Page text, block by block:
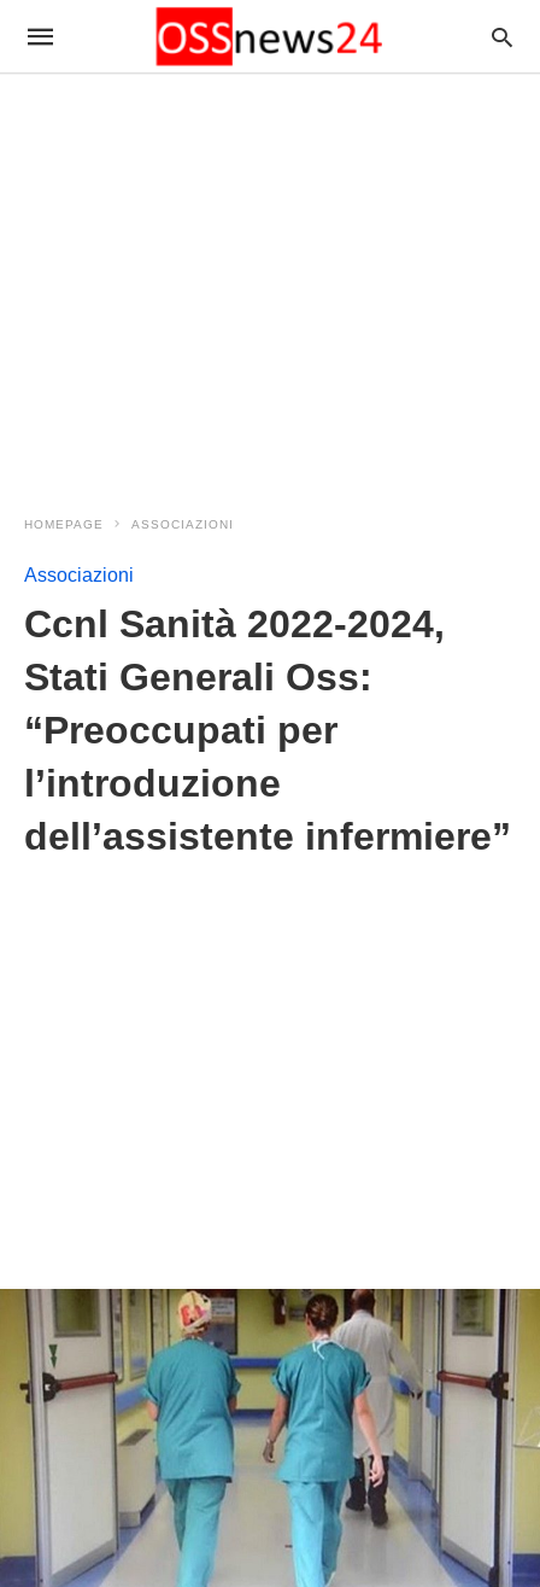
HOMEPAGE ASSOCIAZIONI
Associazioni
Ccnl Sanità 2022-2024,
Stati Generali Oss:
“Preoccupati per
l’introduzione
dell’assistente infermiere”